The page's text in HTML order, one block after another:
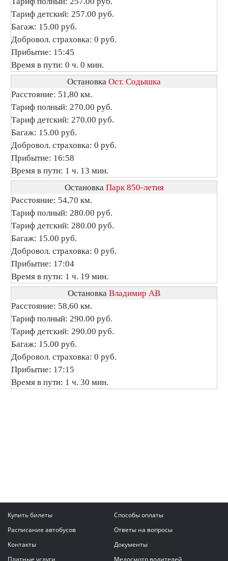
Тариф детский: 257.00 руб.
Багаж: 15.00 руб.
Добровол. страховка: 0 руб.
Прибытие: 15:45
Время в пути: 0 ч. 0 мин.
Остановка Ост. Содышка
Расстояние: 51,80 км.
Тариф полный: 270.00 руб.
Тариф детский: 270.00 руб.
Багаж: 15.00 руб.
Добровол. страховка: 0 руб.
Прибытие: 16:58
Время в пути: 1 ч. 13 мин.
Остановка Парк 850-летия
Расстояние: 54,70 км.
Тариф полный: 280.00 руб.
Тариф детский: 280.00 руб.
Багаж: 15.00 руб.
Добровол. страховка: 0 руб.
Прибытие: 17:04
Время в пути: 1 ч. 19 мин.
Остановка Владимир АВ
Расстояние: 58,60 км.
Тариф полный: 290.00 руб.
Тариф детский: 290.00 руб.
Багаж: 15.00 руб.
Добровол. страховка: 0 руб.
Прибытие: 17:15
Время в пути: 1 ч. 30 мин.
Купить билеты
Способы оплаты
Расписание автобусов
Ответы на вопросы
Контакты
Документы
Платные услуги
Медосмотр водителей